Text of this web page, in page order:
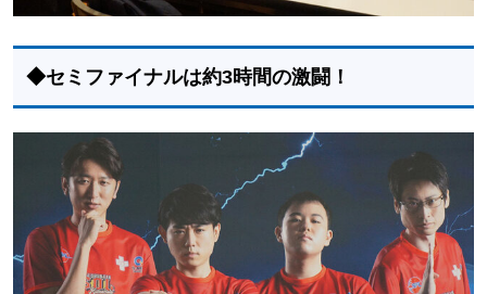
◆セミファイナルは約3時間の激闘！